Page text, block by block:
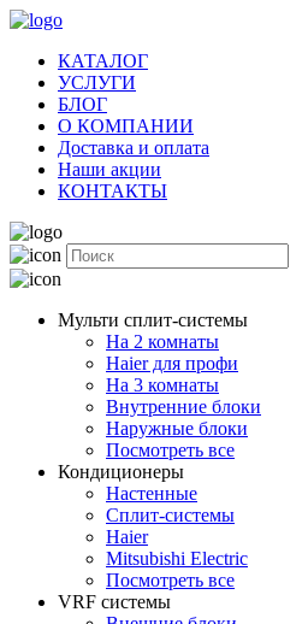
КАТАЛОГ
УСЛУГИ
БЛОГ
О КОМПАНИИ
Доставка и оплата
Наши акции
КОНТАКТЫ
Мульти сплит-системы
На 2 комнаты
Haier для профи
На 3 комнаты
Внутренние блоки
Наружные блоки
Посмотреть все
Кондиционеры
Настенные
Сплит-системы
Haier
Mitsubishi Electric
Посмотреть все
VRF системы